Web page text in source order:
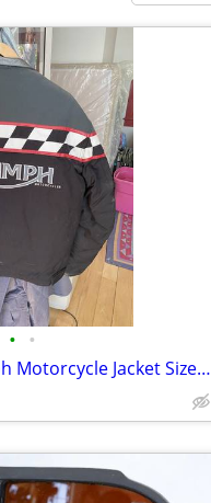
• •
Mens Official Triumph Motorcycle Jacket Size XXL Zip out lining.